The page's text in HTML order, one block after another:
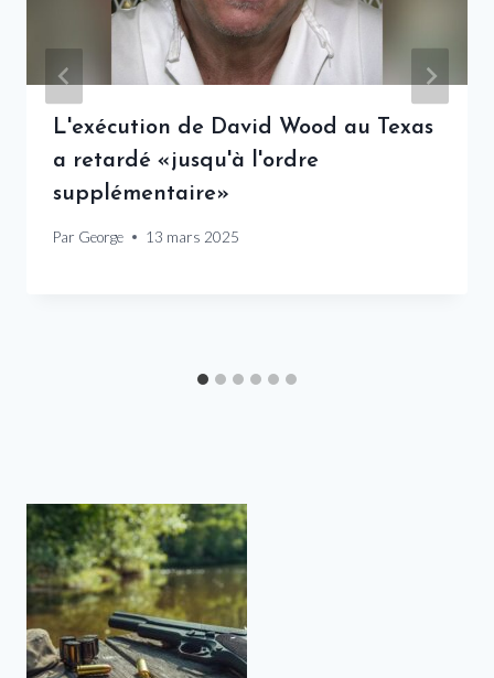
L'exécution de David Wood au Texas
a retardé «jusqu'à l'ordre
supplémentaire»
Par George 13 mars 2025